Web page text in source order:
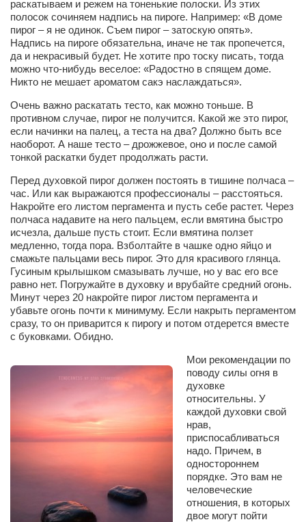
раскатываем и режем на тоненькие полоски. Из этих
полосок сочиняем надпись на пироге. Например: «В доме
пирог – я не одинок. Съем пирог – затоскую опять».
Надпись на пироге обязательна, иначе не так пропечется,
да и некрасивый будет. Не хотите про тоску писать, тогда
можно что-нибудь веселое: «Радостно в спящем доме.
Никто не мешает ароматом сакэ наслаждаться».
Очень важно раскатать тесто, как можно тоньше. В
противном случае, пирог не получится. Какой же это пирог,
если начинки на палец, а теста на два? Должно быть все
наоборот. А наше тесто – дрожжевое, оно и после самой
тонкой раскатки будет продолжать расти.
Перед духовкой пирог должен постоять в тишине полчаса –
час. Или как выражаются профессионалы – расстояться.
Накройте его листом пергамента и пусть себе растет. Через
полчаса надавите на него пальцем, если вмятина быстро
исчезла, дальше пусть стоит. Если вмятина ползет
медленно, тогда пора. Взболтайте в чашке одно яйцо и
смажьте пальцами весь пирог. Это для красивого глянца.
Гусиным крылышком смазывать лучше, но у вас его все
равно нет. Погружайте в духовку и врубайте средний огонь.
Минут через 20 накройте пирог листом пергамента и
убавьте огонь почти к минимуму. Если накрыть пергаментом
сразу, то он приварится к пирогу и потом отдерется вместе
с буковками. Обидно.
Мои рекомендации по
поводу силы огня в
духовке
относительны. У
каждой духовки свой
нрав,
приспосабливаться
надо. Причем, в
одностороннем
порядке. Это вам не
человеческие
отношения, в которых
двое могут пойти